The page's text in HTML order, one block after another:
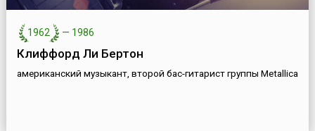
1962 — 1986
Клиффорд Ли Бертон
американский музыкант, второй бас-гитарист группы Metallica